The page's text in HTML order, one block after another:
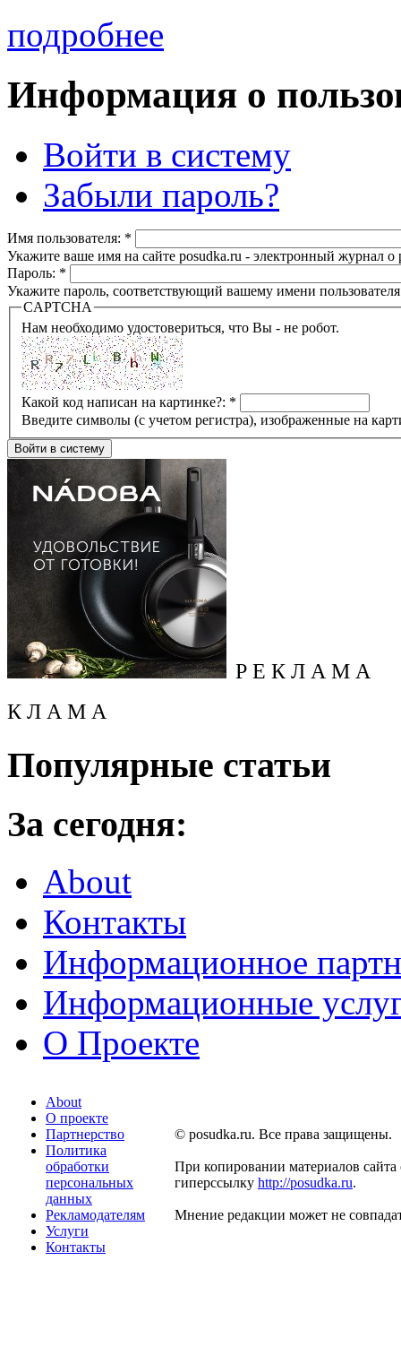
подробнее
Информация о
Войти в систему
Забыли пароль?
Имя пользователя: *
Укажите ваше имя на сайте posudka.ru - электронный журнал
Пароль: *
Укажите пароль, соответствующий вашему имени
CAPTCHA
Нам необходимо удостовериться, что Вы - не робот.
Какой код написан на картинке?: *
Введите символы (с учетом регистра), изображенные на
Р Е К Л А М А
К Л А М А
Популярные статьи
За сегодня:
About
Контакты
Информационное
Информационные
О Проекте
About
О проекте
Партнерство
Политика
обработки
персональных
данных
Рекламодателям
Услуги
Контакты
© posudka.ru. Все права защищены.
При копировании материалов сайта
гиперссылку http://posudka.ru.
Мнение редакции может не